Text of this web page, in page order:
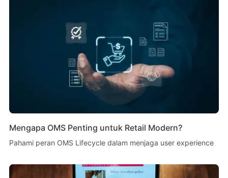
Mengapa OMS Penting untuk Retail Modern?
Pahami peran OMS Lifecycle dalam menjaga user experience